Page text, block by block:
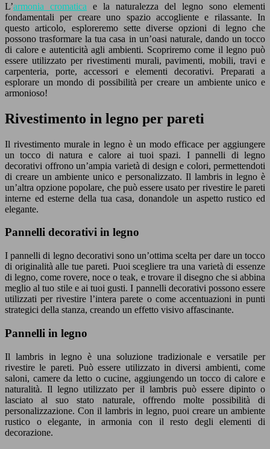
L’armonia cromatica e la naturalezza del legno sono elementi
fondamentali per creare uno spazio accogliente e rilassante. In
questo articolo, esploreremo sette diverse opzioni di legno che
possono trasformare la tua casa in un’oasi naturale, dando un tocco
di calore e autenticità agli ambienti. Scopriremo come il legno può
essere utilizzato per rivestimenti murali, pavimenti, mobili, travi e
carpenteria, porte, accessori e elementi decorativi. Preparati a
esplorare un mondo di possibilità per creare un ambiente unico e
armonioso!
Rivestimento in legno per pareti
Il rivestimento murale in legno è un modo efficace per aggiungere
un tocco di natura e calore ai tuoi spazi. I pannelli di legno
decorativi offrono un’ampia varietà di design e colori, permettendoti
di creare un ambiente unico e personalizzato. Il lambris in legno è
un’altra opzione popolare, che può essere usato per rivestire le pareti
interne ed esterne della tua casa, donandole un aspetto rustico ed
elegante.
Pannelli decorativi in legno
I pannelli di legno decorativi sono un’ottima scelta per dare un tocco
di originalità alle tue pareti. Puoi scegliere tra una varietà di essenze
di legno, come rovere, noce o teak, e trovare il disegno che si abbina
meglio al tuo stile e ai tuoi gusti. I pannelli decorativi possono essere
utilizzati per rivestire l’intera parete o come accentuazioni in punti
strategici della stanza, creando un effetto visivo affascinante.
Pannelli in legno
Il lambris in legno è una soluzione tradizionale e versatile per
rivestire le pareti. Può essere utilizzato in diversi ambienti, come
saloni, camere da letto o cucine, aggiungendo un tocco di calore e
naturalità. Il legno utilizzato per il lambris può essere dipinto o
lasciato al suo stato naturale, offrendo molte possibilità di
personalizzazione. Con il lambris in legno, puoi creare un ambiente
rustico o elegante, in armonia con il resto degli elementi di
decorazione.